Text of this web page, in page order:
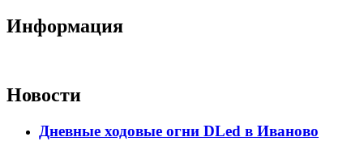
Информация
Новости
Дневные ходовые огни DLed в Иваново